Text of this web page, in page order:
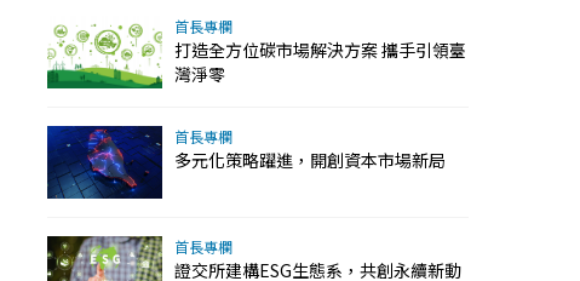
首長專欄
打造全方位碳市場解決方案 攜手引領臺
灣淨零
首長專欄
多元化策略躍進，開創資本市場新局
首長專欄
證交所建構ESG生態系，共創永續新動